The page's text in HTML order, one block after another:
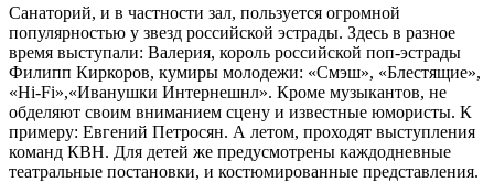
Санаторий, и в частности зал, пользуется огромной
популярностью у звезд российской эстрады. Здесь в разное
время выступали: Валерия, король российской поп-эстрады
Филипп Киркоров, кумиры молодежи: «Смэш», «Блестящие»,
«Hi-Fi»,«Иванушки Интернешнл». Кроме музыкантов, не
обделяют своим вниманием сцену и известные юмористы. К
примеру: Евгений Петросян. А летом, проходят выступления
команд КВН. Для детей же предусмотрены каждодневные
театральные постановки, и костюмированные представления.